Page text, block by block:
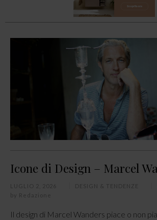
Icone di Design – Marcel
LUGLIO 2, 2026 DESIGN & TENDENZE
Redazione
Il design di Marcel Wanders piace o non